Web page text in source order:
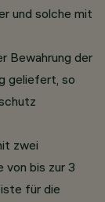
und solche mit
Bewahrung der
geliefert, so
zwei
bis zur 3
für die